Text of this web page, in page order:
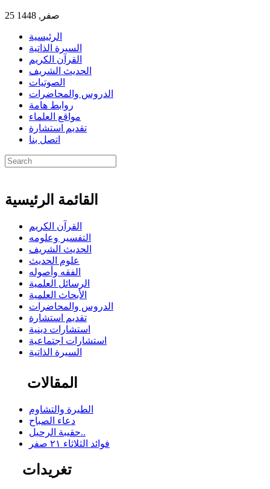
25 صفر, 1448
الرئيسية
السيرة الذاتية
القرآن الكريم
الحديث الشريف
الصوتيات
الدروس والمحاضرات
روابط هامة
مواقع العلماء
تقديم استشارة
اتصل بنا
القائمة الرئيسية
القرآن الكريم
التفسير وعلومه
الحديث الشريف
علوم الحديث
الفقه وأصوله
الرسائل العلمية
الأبحاث العلمية
الدروس والمحاضرات
تقديم استشارة
استشارات دينية
استشارات اجتماعية
السيرة الذاتية
المقالات
الطيرة والتشاوم
دعاء الصباح
حقيبة الرحيل..
فوائد الثلاثاء ٢١ صفر
تغريدات